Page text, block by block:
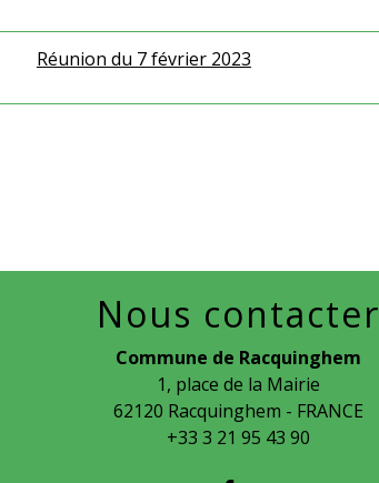
Réunion du 7 février 2023
Nous contacter
Commune de Racquinghem
1, place de la Mairie
62120 Racquinghem - FRANCE
+33 3 21 95 43 90